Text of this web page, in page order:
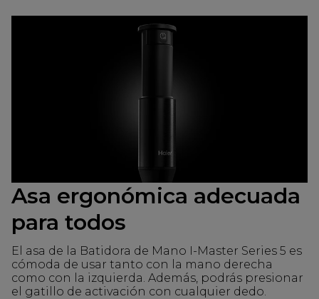
Asa ergonómica adecuada
para todos
El asa de la Batidora de Mano I-Master Series 5 es
cómoda de usar tanto con la mano derecha
como con la izquierda. Además, podrás presionar
el gatillo de activación con cualquier dedo.